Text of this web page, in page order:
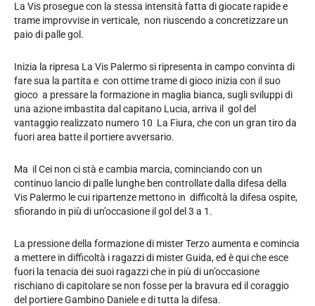
La Vis prosegue con la stessa intensità fatta di giocate rapide e
trame improvvise in verticale, non riuscendo a concretizzare un
paio di palle gol.
Inizia la ripresa La Vis Palermo si ripresenta in campo convinta di
fare sua la partita e con ottime trame di gioco inizia con il suo
gioco a pressare la formazione in maglia bianca, sugli sviluppi di
una azione imbastita dal capitano Lucia, arriva il gol del
vantaggio realizzato numero 10 La Fiura, che con un gran tiro da
fuori area batte il portiere avversario.
Ma il Cei non ci stà e cambia marcia, cominciando con un
continuo lancio di palle lunghe ben controllate dalla difesa della
Vis Palermo le cui ripartenze mettono in difficoltà la difesa ospite,
sfiorando in più di un’occasione il gol del 3 a 1.
La pressione della formazione di mister Terzo aumenta e comincia
a mettere in difficoltà i ragazzi di mister Guida, ed è qui che esce
fuori la tenacia dei suoi ragazzi che in più di un’occasione
rischiano di capitolare se non fosse per la bravura ed il coraggio
del portiere Gambino Daniele e di tutta la difesa.